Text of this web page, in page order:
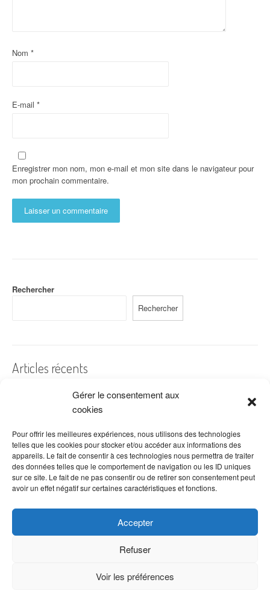
Gérer le consentement aux
cookies
Pour offrir les meilleures expériences, nous utilisons des technologies
telles que les cookies pour stocker et/ou accéder aux informations des
appareils. Le fait de consentir à ces technologies nous permettra de traiter
des données telles que le comportement de navigation ou les ID uniques
sur ce site. Le fait de ne pas consentir ou de retirer son consentement peut
avoir un effet négatif sur certaines caractéristiques et fonctions.
Accepter
Refuser
Voir les préférences
Nom *
E-mail *
Enregistrer mon nom, mon e-mail et mon site dans le navigateur pour
mon prochain commentaire.
Rechercher
Rechercher
Articles récents
A quelles dates de l’année offre-t-on des fleurs ?
Les fleurs préférées des Français
Combien de fois arroser un cactus ?
Quelles fleurs offrir pour la fête des mères ?
Idées de décoration avec fleurs séchées